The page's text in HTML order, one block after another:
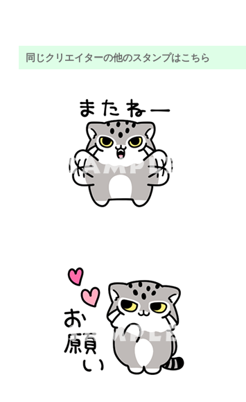
同じクリエイターの他のスタンプはこちら